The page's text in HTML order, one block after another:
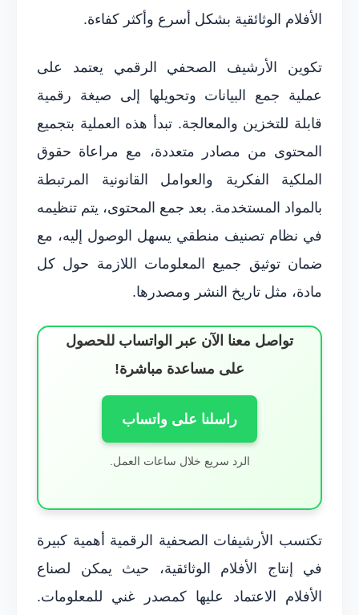
الأفلام الوثائقية بشكل أسرع وأكثر كفاءة.
تكوين الأرشيف الصحفي الرقمي يعتمد على
عملية جمع البيانات وتحويلها إلى صيغة رقمية
قابلة للتخزين والمعالجة. تبدأ هذه العملية بتجميع
المحتوى من مصادر متعددة، مع مراعاة حقوق
الملكية الفكرية والعوامل القانونية المرتبطة
بالمواد المستخدمة. بعد جمع المحتوى، يتم تنظيمه
في نظام تصنيف منطقي يسهل الوصول إليه، مع
ضمان توثيق جميع المعلومات اللازمة حول كل
مادة، مثل تاريخ النشر ومصدرها.
تواصل معنا الآن عبر الواتساب للحصول
على مساعدة مباشرة!
راسلنا على واتساب
الرد سريع خلال ساعات العمل.
تكتسب الأرشيفات الصحفية الرقمية أهمية كبيرة
في إنتاج الأفلام الوثائقية، حيث يمكن لصناع
الأفلام الاعتماد عليها كمصدر غني للمعلومات.